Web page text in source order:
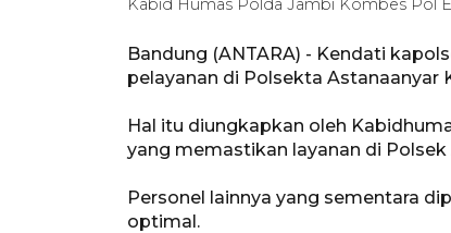
Kabid Humas Polda Jambi Kombes Pol
Bandung (ANTARA) - Kendati
pelayanan di Polsekta
Hal itu diungkapkan oleh
yang memastikan layanan di
Personel lainnya yang sementara
optimal.